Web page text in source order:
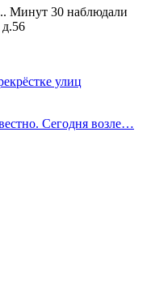
улиц
Сегодня возле…